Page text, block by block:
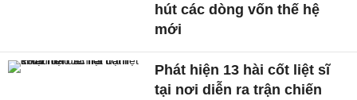
hút các dòng vốn thế hệ
mới
Phát hiện 13 hài cốt liệt sĩ
tại nơi diễn ra trận chiến